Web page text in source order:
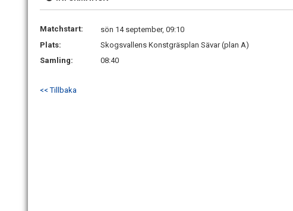
Matchstart:
sön 14 september, 09:10
Plats:
Skogsvallens Konstgräsplan Sävar (plan A)
Samling:
08:40
<< Tillbaka